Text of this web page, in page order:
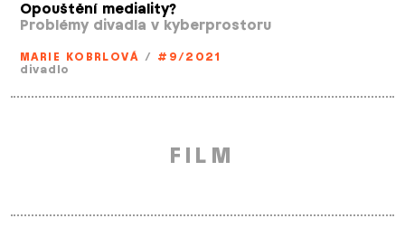
Opouštění mediality?
Problémy divadla v kyberprostoru
MARIE KOBRLOVÁ / #9/2021
divadlo
FILM